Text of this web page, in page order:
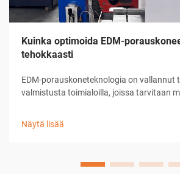
Kuinka optimoida EDM-
tehokkaasti
EDM-porauskoneteknologia on vallannut
valmistusta toimialoilla, joissa tarvitaan
kokoisiin
Näytä lisää